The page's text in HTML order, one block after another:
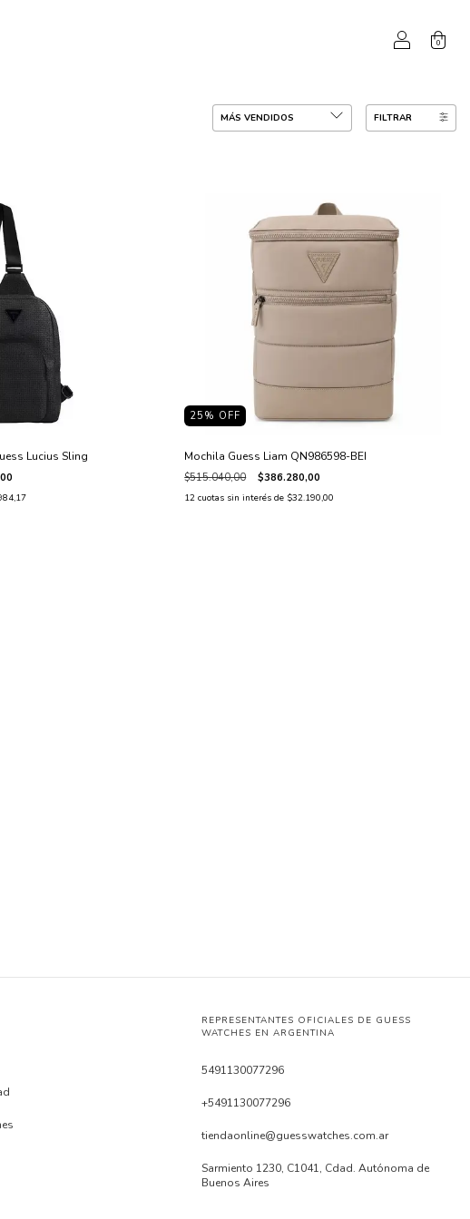
0
FILTRAR
Lucius Sling
25 % OFF
Mochila Guess Liam QN986598-BEI
$515.040,00 $386.280,00
12 cuotas sin interés de $32.190,00
REPRESENTANTES OFICIALES DE GUESS
WATCHES EN ARGENTINA
5491130077296
+5491130077296
tiendaonline@guesswatches.com.ar
Sarmiento 1230, C1041, Cdad. Autónoma de
Buenos Aires